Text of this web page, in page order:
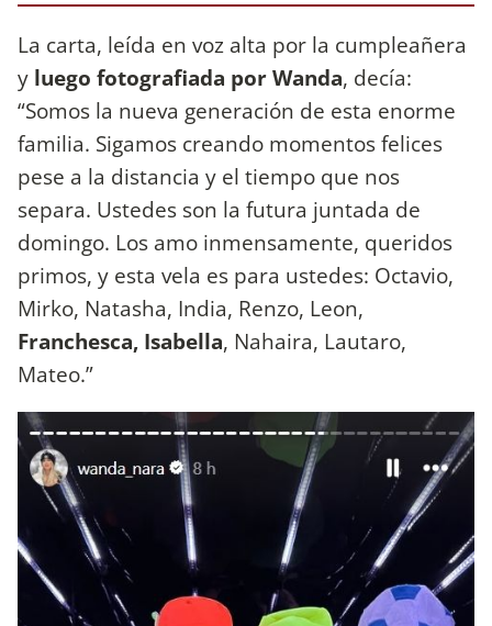
La carta, leída en voz alta por la cumpleañera
y luego fotografiada por Wanda, decía:
“Somos la nueva generación de esta enorme
familia. Sigamos creando momentos felices
pese a la distancia y el tiempo que nos
separa. Ustedes son la futura juntada de
domingo. Los amo inmensamente, queridos
primos, y esta vela es para ustedes: Octavio,
Mirko, Natasha, India, Renzo, Leon,
Franchesca, Isabella, Nahaira, Lautaro,
Mateo.”